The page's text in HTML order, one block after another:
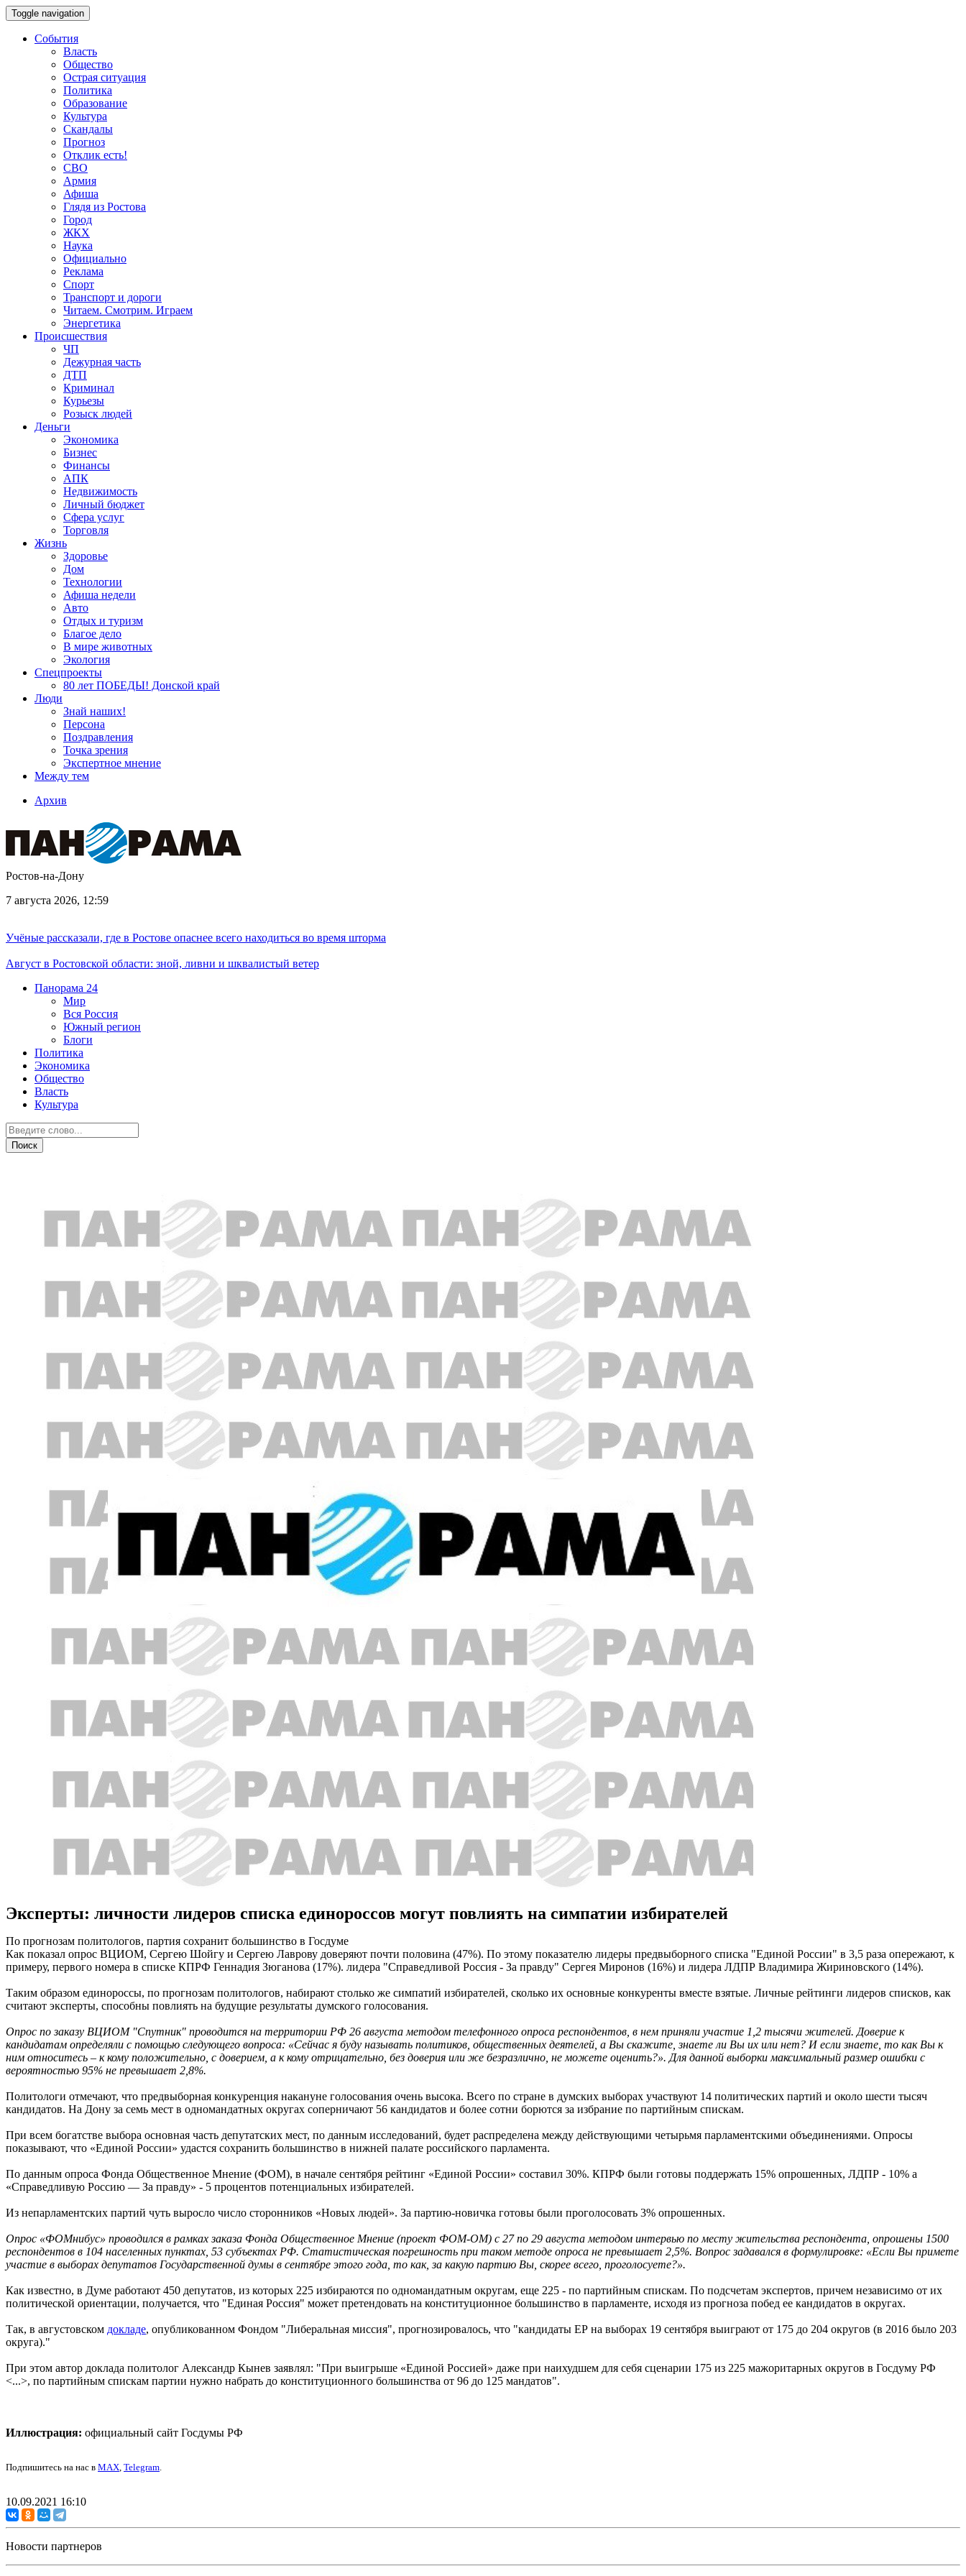
Toggle navigation
События
Власть
Общество
Острая ситуация
Политика
Образование
Культура
Скандалы
Прогноз
Отклик есть!
СВО
Армия
Афиша
Глядя из Ростова
Город
ЖКХ
Наука
Официально
Реклама
Спорт
Транспорт и дороги
Читаем. Смотрим. Играем
Энергетика
Происшествия
ЧП
Дежурная часть
ДТП
Криминал
Курьезы
Розыск людей
Деньги
Экономика
Бизнес
Финансы
АПК
Недвижимость
Личный бюджет
Сфера услуг
Торговля
Жизнь
Здоровье
Дом
Технологии
Афиша недели
Авто
Отдых и туризм
Благое дело
В мире животных
Экология
Спецпроекты
80 лет ПОБЕДЫ! Донской край
Люди
Знай наших!
Персона
Поздравления
Точка зрения
Экспертное мнение
Между тем
Архив
Ростов-на-Дону
7 августа 2026, 12:59
Учёные рассказали, где в Ростове опаснее всего находиться во время шторма
Август в Ростовской области: зной, ливни и шквалистый ветер
Панорама 24
Мир
Вся Россия
Южный регион
Блоги
Политика
Экономика
Общество
Власть
Культура
Эксперты: личности лидеров списка единороссов могут повлиять на симпатии избирателей
По прогнозам политологов, партия сохранит большинство в Госдуме
Как показал опрос ВЦИОМ, Сергею Шойгу и Сергею Лаврову доверяют почти половина (47%). По этому показателю лидеры предвыборного списка "Единой России" в 3,5 раза опережают, к
примеру, первого номера в списке КПРФ Геннадия Зюганова (17%). лидера "Справедливой Россия - За правду" Сергея Миронов (16%) и лидера ЛДПР Владимира Жириновского (14%).
Таким образом единороссы, по прогнозам политологов, набирают столько же симпатий избирателей, сколько их основные конкуренты вместе взятые. Личные рейтинги лидеров списков, как
считают эксперты, способны повлиять на будущие результаты думского голосования.
Опрос по заказу ВЦИОМ "Спутник" проводится на территории РФ 26 августа методом телефонного опроса респондентов, в нем приняли участие 1,2 тысячи жителей. Доверие к
кандидатам определяли с помощью следующего вопроса: «Сейчас я буду называть политиков, общественных деятелей, а Вы скажите, знаете ли Вы их или нет? И если знаете, то как Вы к
ним относитесь – к кому положительно, с доверием, а к кому отрицательно, без доверия или же безразлично, не можете оценить?». Для данной выборки максимальный размер ошибки с
вероятностью 95% не превышает 2,8%.
Политологи отмечают, что предвыборная конкуренция накануне голосования очень высока. Всего по стране в думских выборах участвуют 14 политических партий и около шести тысяч
кандидатов. На Дону за семь мест в одномандатных округах соперничают 56 кандидатов и более сотни борются за избрание по партийным спискам.
При всем богатстве выбора основная часть депутатских мест, по данным исследований, будет распределена между действующими четырьмя парламентскими объединениями. Опросы
показывают, что «Единой России» удастся сохранить большинство в нижней палате российского парламента.
По данным опроса Фонда Общественное Мнение (ФОМ), в начале сентября рейтинг «Единой России» составил 30%. КПРФ были готовы поддержать 15% опрошенных, ЛДПР - 10% а
«Справедливую Россию — За правду» - 5 процентов потенциальных избирателей.
Из непарламентских партий чуть выросло число сторонников «Новых людей». За партию-новичка готовы были проголосовать 3% опрошенных.
Опрос «ФОМнибус» проводился в рамках заказа Фонда Общественное Мнение (проект ФОМ-ОМ) с 27 по 29 августа методом интервью по месту жительства респондента, опрошены 1500
респондентов в 104 населенных пунктах, 53 субъектах РФ. Статистическая погрешность при таком методе опроса не превышает 2,5%. Вопрос задавался в формулировке: «Если Вы примете
участие в выборах депутатов Государственной думы в сентябре этого года, то как, за какую партию Вы, скорее всего, проголосуете?».
Как известно, в Думе работают 450 депутатов, из которых 225 избираются по одномандатным округам, еще 225 - по партийным спискам. По подсчетам экспертов, причем независимо от их
политической ориентации, получается, что "Единая Россия" может претендовать на конституционное большинство в парламенте, исходя из прогноза побед ее кандидатов в округах.
Так, в августовском докладе, опубликованном Фондом "Либеральная миссия", прогнозировалось, что "кандидаты ЕР на выборах 19 сентября выиграют от 175 до 204 округов (в 2016 было 203
округа)."
При этом автор доклада политолог Александр Кынев заявлял: "При выигрыше «Единой Россией» даже при наихудшем для себя сценарии 175 из 225 мажоритарных округов в Госдуму РФ
<...>, по партийным спискам партии нужно набрать до конституционного большинства от 96 до 125 мандатов".
Иллюстрация: официальный сайт Госдумы РФ
Подпишитесь на нас в MAX, Telegram.
10.09.2021 16:10
Новости партнеров